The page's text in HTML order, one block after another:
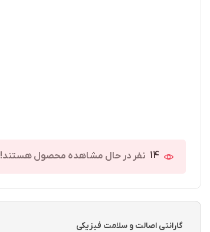
14 نفر در حال مشاهده محصول هستند!
گارانتی اصالت و سلامت فیزیکی